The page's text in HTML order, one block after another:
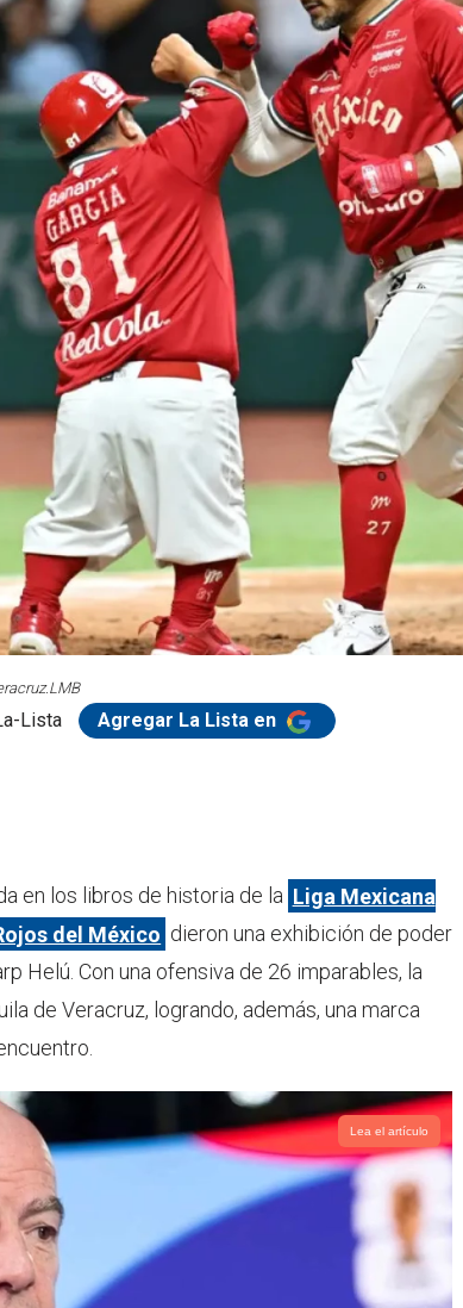
LMB
Lista Agregar La Lista en
en los libros de historia de la Liga Mexicana
del México dieron una exhibición de poder
Helú. Con una ofensiva de 26 imparables, la
de Veracruz, logrando, además, una marca
Lea el artículo